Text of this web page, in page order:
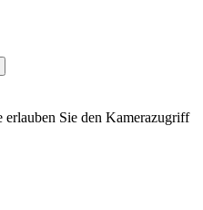
Sie den Kamerazugriff